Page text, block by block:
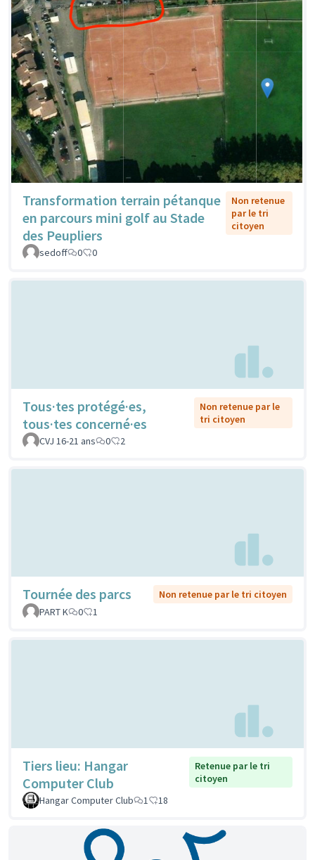
Transformation terrain pétanque
en parcours mini golf au Stade
des Peupliers
Non retenue
par le tri
citoyen
sedoff 0 0
Tous·tes protégé·es,
tous·tes concerné·es
Non retenue par le
tri citoyen
CVJ 16-21 ans
0 2
Tournée des parcs
Non retenue par le tri citoyen
PART K
0 1
Tiers lieu: Hangar
Computer Club
Retenue par le tri
citoyen
Hangar Computer Club
1 18